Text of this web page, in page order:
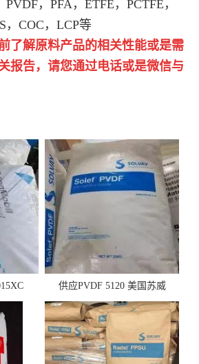
PVDF，PFA，ETFE，PCTFE，
，COC，LCP等
解原料产品的相关性能或是需
报告，请您通过电话或是微信与
供应PVDF 5120 美国苏威